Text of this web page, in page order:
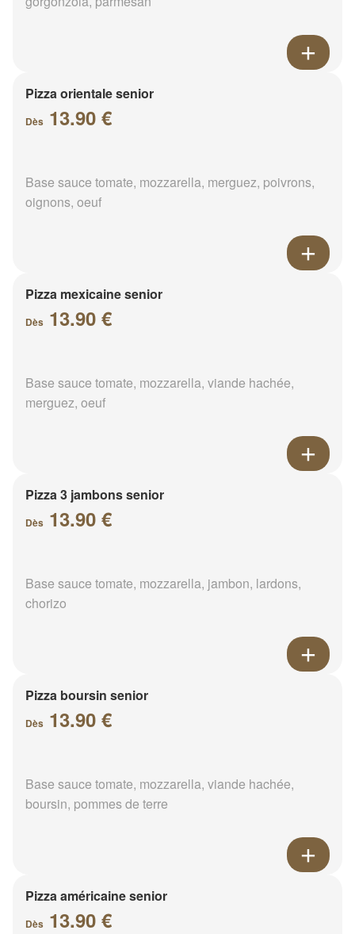
Pizza orientale senior
Dès 13.90 €
Base sauce tomate, mozzarella, merguez, poivrons,
oignons, oeuf
Pizza mexicaine senior
Dès 13.90 €
Base sauce tomate, mozzarella, viande hachée,
merguez, oeuf
Pizza 3 jambons senior
Dès 13.90 €
Base sauce tomate, mozzarella, jambon, lardons,
chorizo
Pizza boursin senior
Dès 13.90 €
Base sauce tomate, mozzarella, viande hachée,
boursin, pommes de terre
Pizza américaine senior
Dès 13.90 €